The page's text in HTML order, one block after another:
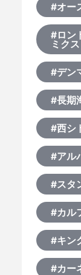
#オー
#ロン
ミクス
#デン
#長期
#西シ
#アル
#スタ
#カル
#キン
#カー